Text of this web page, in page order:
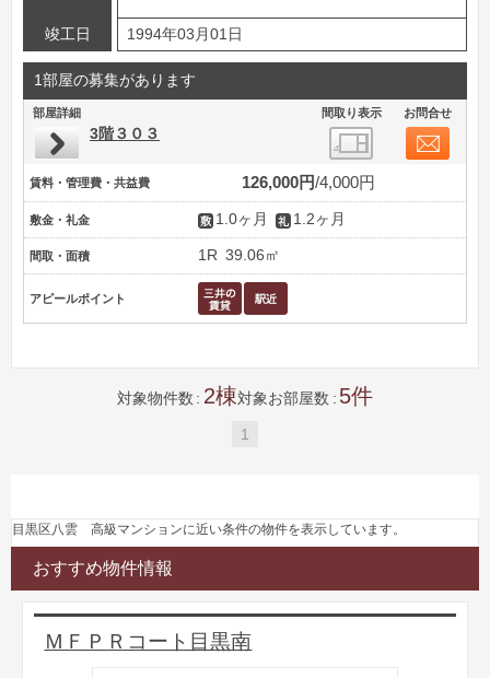
竣工日 1994年03月01日
1部屋の募集があります
部屋詳細 間取り表示 お問合せ
3階３０３
賃料・管理費・共益費 126,000円 4,000円
敷金・礼金 1.0ヶ月 1.2ヶ月
間取・面積 1R 39.06㎡
アピールポイント
対象物件数 2 対象お部屋数 5
1
目黒区八雲 高級マンションに近い条件の物件を表示しています。
おすすめ物件情報
ＭＦＰＲコート目黒南